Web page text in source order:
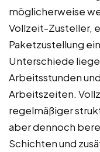
möglicherweise
Vollzeit-Zusteller,
Paketzustellung
Unterschiede
Arbeitsstunden
Arbeitszeiten.
regelmäßiger
aber dennoch
Schichten und